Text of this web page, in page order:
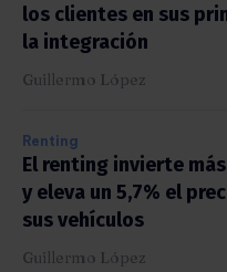
los clientes en sus
la integración
Guillermo López
Renting
El renting invierte
y eleva un 5,7% el
sus vehículos
Guillermo López